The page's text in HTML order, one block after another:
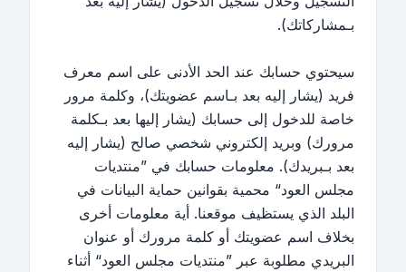
بـمشاركاتك).
سيحتوي حسابك عند الحد الأدنى على اسم معرف
فريد (يشار إليه بعد بـاسم عضويتك)، وكلمة مرور
خاصة للدخول إلى حسابك (يشار إليها بعد بـكلمة
مرورك) وبريد إلكتروني شخصي صالح (يشار إليه
بعد بـبريدك). معلومات حسابك في ”منتديات
مجلس العود“ محمية بقوانين حماية البيانات في
البلد الذي يستظيف موقعنا. أية معلومات أخرى
بخلاف اسم عضويتك أو كلمة مرورك أو عنوان
البريدي مطلوبة عبر ”منتديات مجلس العود“ أثناء